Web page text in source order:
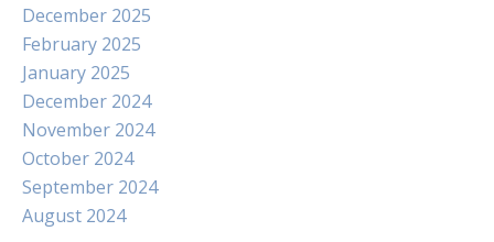
December 2025
February 2025
January 2025
December 2024
November 2024
October 2024
September 2024
August 2024